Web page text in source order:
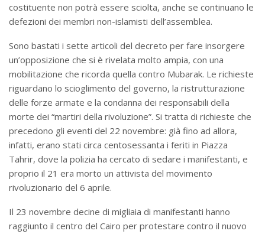
costituente non potrà essere sciolta, anche se continuano le
defezioni dei membri non-islamisti dell’assemblea.
Sono bastati i sette articoli del decreto per fare insorgere
un’opposizione che si è rivelata molto ampia, con una
mobilitazione che ricorda quella contro Mubarak. Le richieste
riguardano lo scioglimento del governo, la ristrutturazione
delle forze armate e la condanna dei responsabili della
morte dei “martiri della rivoluzione”. Si tratta di richieste che
precedono gli eventi del 22 novembre: già fino ad allora,
infatti, erano stati circa centosessanta i feriti in Piazza
Tahrir, dove la polizia ha cercato di sedare i manifestanti, e
proprio il 21 era morto un attivista del movimento
rivoluzionario del 6 aprile.
Il 23 novembre decine di migliaia di manifestanti hanno
raggiunto il centro del Cairo per protestare contro il nuovo